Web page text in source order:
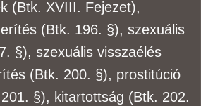
(Btk. XVIII. Fejezet),
(Btk. 196. §), szexuális
§), szexuális visszaélés
(Btk. 200. §), prostitúció
201. §), kitartottság (Btk. 202.